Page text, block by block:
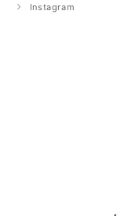
Instagram